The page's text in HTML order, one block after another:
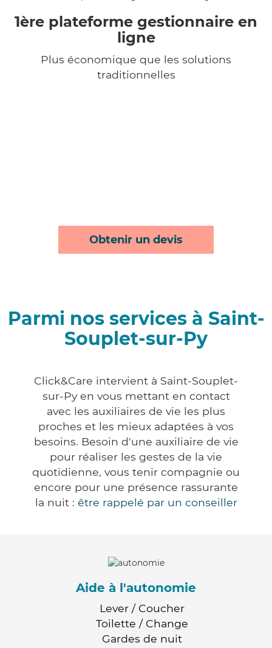
1ère plateforme gestionnaire en
ligne
Plus économique que les solutions
traditionnelles
Obtenir un devis
Parmi nos services à Saint-
Souplet-sur-Py
Click&Care intervient à Saint-Souplet-
sur-Py en vous mettant en contact
avec les auxiliaires de vie les plus
proches et les mieux adaptées à vos
besoins. Besoin d'une auxiliaire de vie
pour réaliser les gestes de la vie
quotidienne, vous tenir compagnie ou
encore pour une présence rassurante
la nuit : être rappelé par un conseiller
Aide à l'autonomie
Lever / Coucher
Toilette / Change
Gardes de nuit